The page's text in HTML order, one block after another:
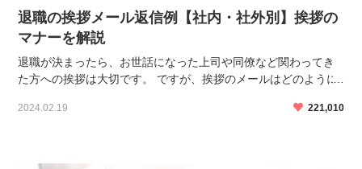
退職の挨拶メール返信例【社内・社外別】挨拶の
マナーを解説
退職が決まったら、お世話になった上司や同僚など関わってき
た方への挨拶は大切です。 ですが、挨拶のメールはどのように
方は多くいます。 ここでは退職の挨拶メールを送るタ […]
2024.02.19 221,010